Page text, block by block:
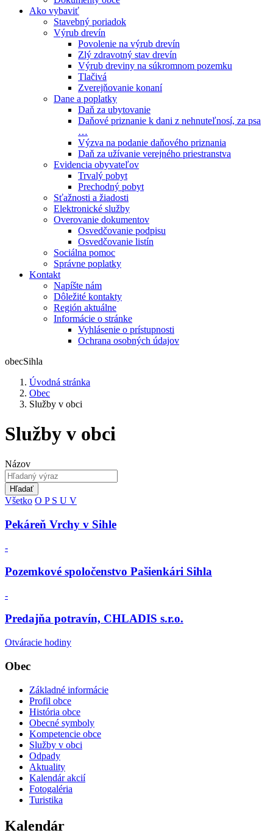
Ako vybaviť
Stavebný poriadok
Výrub drevín
Povolenie na výrub drevín
Zlý zdravotný stav drevín
Výrub dreviny na súkromnom pozemku
Tlačivá
Zverejňovanie konaní
Dane a poplatky
Daň za ubytovanie
Daňové priznanie k dani z nehnuteľnosí, za psa
…
Výzva na podanie daňového priznania
Daň za užívanie verejného priestranstva
Evidencia obyvateľov
Trvalý pobyt
Prechodný pobyt
Sťažnosti a žiadosti
Elektronické služby
Overovanie dokumentov
Osvedčovanie podpisu
Osvedčovanie listín
Sociálna pomoc
Správne poplatky
Kontakt
Napíšte nám
Dôležité kontakty
Región aktuálne
Informácie o stránke
Vyhlásenie o prístupnosti
Ochrana osobných údajov
obecSihla
Úvodná stránka
Obec
Služby v obci
Služby v obci
Názov
Hľadať
Všetko O P S U V
Pekáreň Vrchy v Sihle
-
Pozemkové spoločenstvo Pašienkári Sihla
-
Predajňa potravín, CHLADIS s.r.o.
Otváracie hodiny
Obec
Základné informácie
Profil obce
História obce
Obecné symboly
Kompetencie obce
Služby v obci
Odpady
Aktuality
Kalendár akcií
Fotogaléria
Turistika
Kalendár